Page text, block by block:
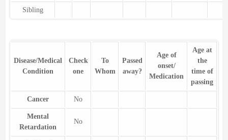
Sibling
Disease/Medical
Condition
Check
one
To
Whom
Passed
away?
Age of
onset/
Medication
Age at
the
time of
passing
Cancer No
Mental
Retardation
No